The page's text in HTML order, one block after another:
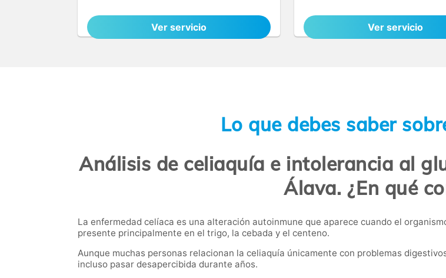
Ver servicio Ver servicio
Lo que debes saber
Análisis de celiaquía e intolerancia al
Álava. ¿En qué
La enfermedad celíaca es una alteración autoinmune que aparece cuando el
presente principalmente en el trigo, la cebada y el centeno.
Aunque muchas personas relacionan la celiaquía únicamente con problemas
incluso pasar desapercibida durante años.